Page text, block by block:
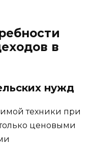
в
нужд
техники при
ценовыми